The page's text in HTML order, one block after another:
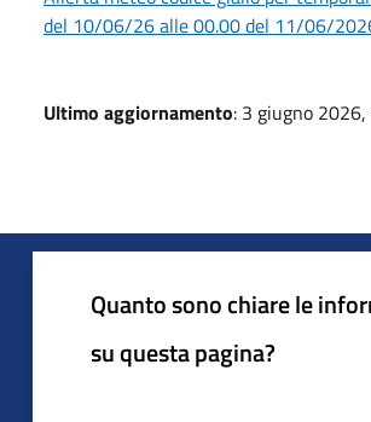
del 10/06/26 alle 00.00 del 11/06/
Ultimo aggiornamento: 3 giugno 2026,
Quanto sono chiare le
su questa pagina?